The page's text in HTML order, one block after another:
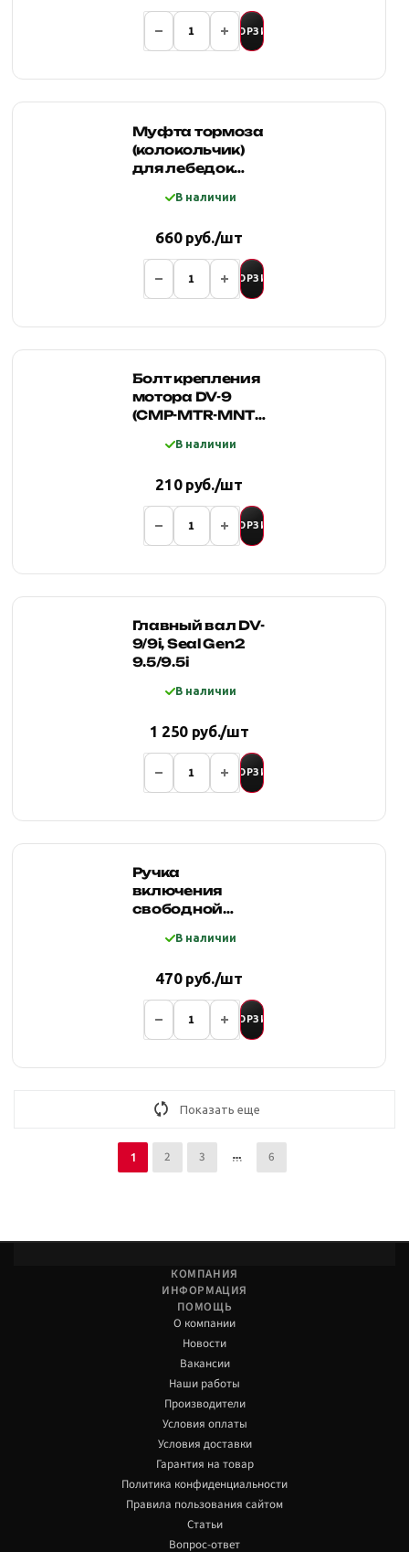
В КОРЗИНУ
Муфта тормоза
(колокольчик)
для лебедок
В наличии
660 руб./шт
В КОРЗИНУ
Болт крепления
мотора DV-9
(CMP-MTR-MNT-
В наличии
210 руб./шт
В КОРЗИНУ
Главный вал DV-
9/9i, Seal Gen2
9.5/9.5i
В наличии
1 250 руб./шт
В КОРЗИНУ
Ручка
включения
свободной
ElectricWinch
В наличии
470 руб./шт
В КОРЗИНУ
Показать еще
1 2 3 6
КОМПАНИЯ
ИНФОРМАЦИЯ
ПОМОЩЬ
О компании
Новости
Вакансии
Наши работы
Производители
Условия оплаты
Условия доставки
Гарантия на товар
Политика конфиденциальности
Правила пользования сайтом
Статьи
Вопрос-ответ